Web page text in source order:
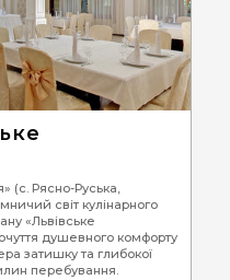
(с. Рясно-Руська,
світ кулінарного
«Львівське
душевного комфорту
затишку та глибокої
перебування.